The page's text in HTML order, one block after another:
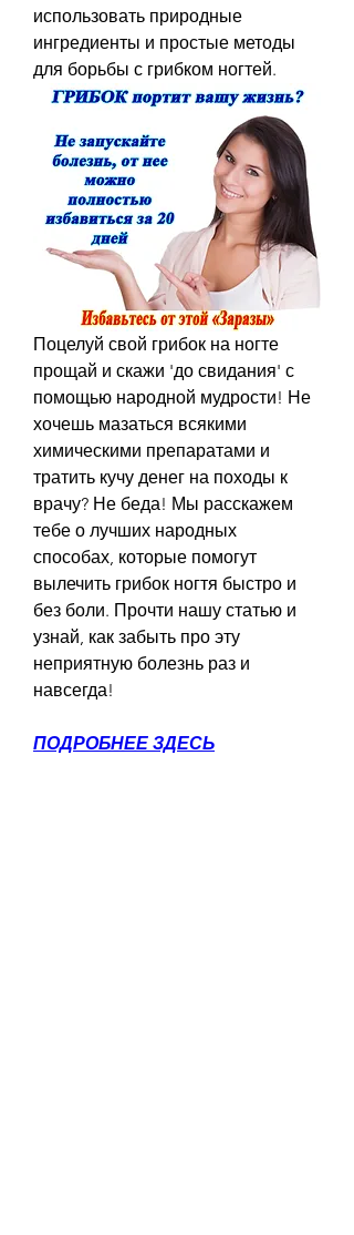
использовать природные
ингредиенты и простые методы
для борьбы с грибком ногтей.
Поцелуй свой грибок на ногте
прощай и скажи 'до свидания' с
помощью народной мудрости! Не
хочешь мазаться всякими
химическими препаратами и
тратить кучу денег на походы к
врачу? Не беда! Мы расскажем
тебе о лучших народных
способах, которые помогут
вылечить грибок ногтя быстро и
без боли. Прочти нашу статью и
узнай, как забыть про эту
неприятную болезнь раз и
навсегда!
ПОДРОБНЕЕ ЗДЕСЬ